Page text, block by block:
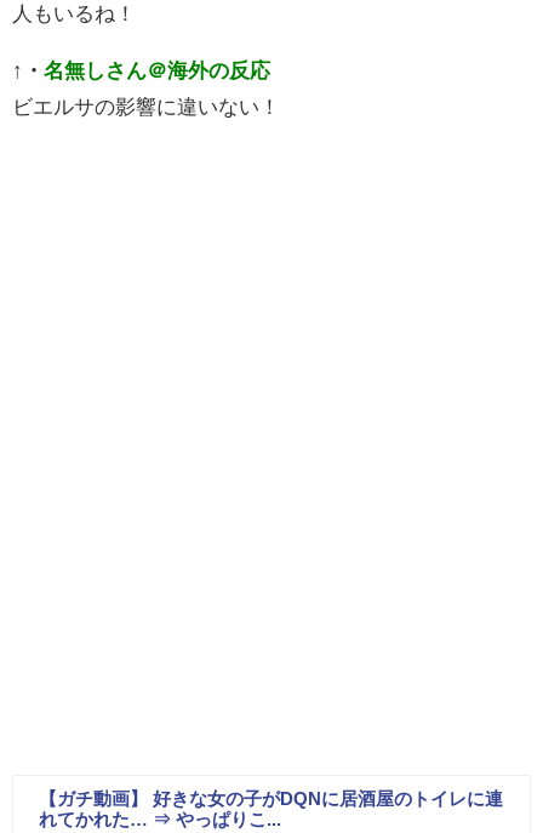
人もいるね！
↑ ・ 名無しさん＠海外の反応
ビエルサの影響に違いない！
【ガチ動画】 好きな女の子がDQNに居酒屋のトイレに連
れてかれた… ⇒ やっぱりこ...